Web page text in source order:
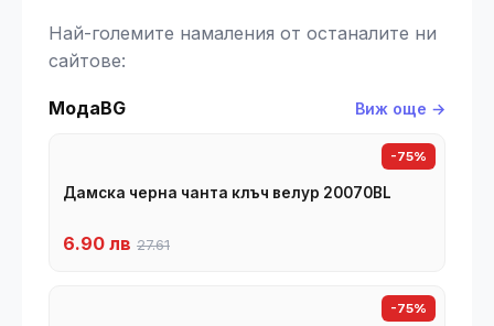
Най-големите намаления от останалите ни
сайтове:
МодаBG Виж още →
-75%
Дамска черна чанта клъч велур 20070BL
6.90 лв 27.61
-75%